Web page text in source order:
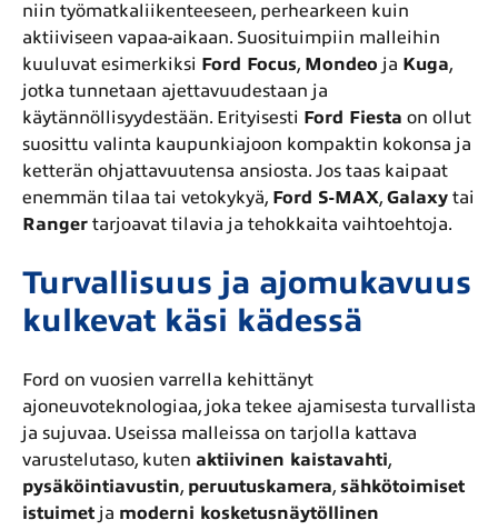
niin työmatkaliikenteeseen, perhearkeen kuin
aktiiviseen vapaa-aikaan. Suosituimpiin malleihin
kuuluvat esimerkiksi Ford Focus, Mondeo ja Kuga,
jotka tunnetaan ajettavuudestaan ja
käytännöllisyydestään. Erityisesti Ford Fiesta on ollut
suosittu valinta kaupunkiajoon kompaktin kokonsa ja
ketterän ohjattavuutensa ansiosta. Jos taas kaipaat
enemmän tilaa tai vetokykyä, Ford S-MAX, Galaxy tai
Ranger tarjoavat tilavia ja tehokkaita vaihtoehtoja.
Turvallisuus ja ajomukavuus
kulkevat käsi kädessä
Ford on vuosien varrella kehittänyt
ajoneuvoteknologiaa, joka tekee ajamisesta turvallista
ja sujuvaa. Useissa malleissa on tarjolla kattava
varustelutaso, kuten aktiivinen kaistavahti,
pysäköintiavustin, peruutuskamera, sähkötoimiset
istuimet ja moderni kosketusnäytöllinen